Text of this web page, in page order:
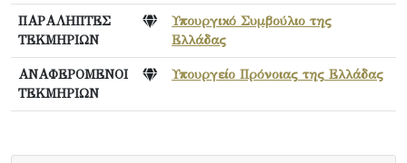
ΠΑΡΑΛΗΠΤΕΣ
ΤΕΚΜΗΡΙΩΝ
Υπουργικό Συμβούλιο της
Ελλάδας
ΑΝΑΦΕΡΟΜΕΝΟΙ
ΤΕΚΜΗΡΙΩΝ
Υπουργείο Πρόνοιας της Ελλάδας